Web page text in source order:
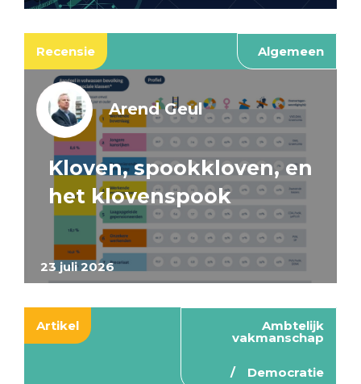
Recensie Algemeen
23 juli 2026
Arend Geul
Kloven, spookkloven, en
het klovenspook
Artikel Ambtelijk
vakmanschap
Democratie